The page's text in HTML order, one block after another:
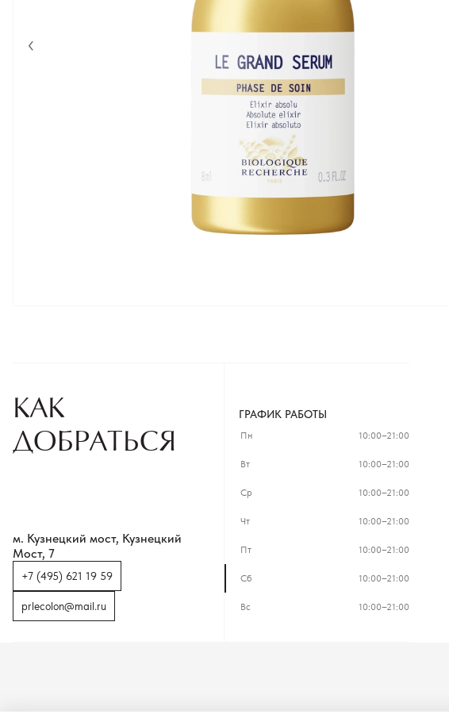
КАК
ДОБРАТЬСЯ
м. Кузнецкий мост, Кузнецкий
Мост, 7
+7 (495) 621 19 59
prlecolon@mail.ru
ГРАФИК РАБОТЫ
Пн 10:00–21:00
Вт 10:00–21:00
Ср 10:00–21:00
Чт 10:00–21:00
Пт 10:00–21:00
Сб 10:00–21:00
Вс 10:00–21:00